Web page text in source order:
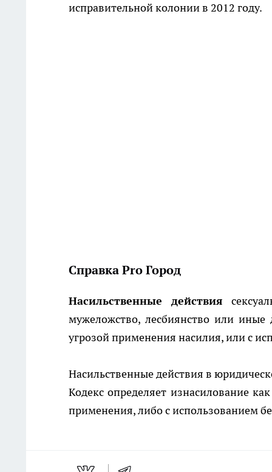
исправительной колонии в 2012 году.
Справка Pro Город
Насильственные действия
мужеложство, лесбиянство или иные
угрозой применения насилия, или с
Насильственные действия в
Кодекс определяет изнасилование
применения, либо с использованием